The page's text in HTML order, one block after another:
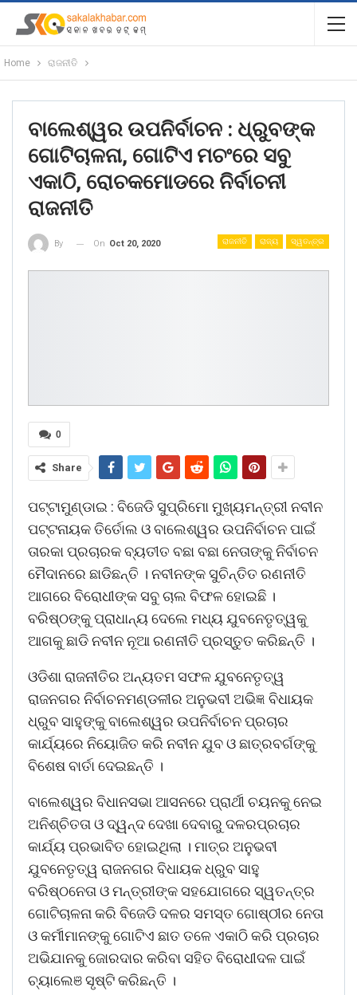
Home ରାଜନୀତି
ବାଲେଶ୍ୱର ଉପନିର୍ବାଚନ : ଧ୍ରୁବଙ୍କ
ଗୋଟିଚାଳନା, ଗୋଟିଏ ମଚଂରେ ସବୁ
ଏକାଠି, ରୋଚକମୋଡରେ ନିର୍ବାଚନୀ
ରାଜନୀତି
ରାଜନୀତି ରାଜ୍ୟ ସ୍ୱତନ୍ତ୍ର
By On Oct 20, 2020
0
Share
ପଟ୍ଟାମୁଣ୍ଡାଇ : ବିଜେଡି ସୁପ୍ରିମୋ ମୁଖ୍ୟମନ୍ତ୍ରୀ ନବୀନ
ପଟ୍ଟନାୟକ ତିର୍ତୋଲ ଓ ବାଲେଶ୍ୱର ଉପନିର୍ବାଚନ ପାଇଁ
ତାରକା ପ୍ରଚାରକ ବ୍ୟତୀତ ବଛା ବଛା ନେତାଙ୍କୁ ନିର୍ବାଚନ
ମୈଦାନରେ ଛାଡିଛନ୍ତି । ନବୀନଙ୍କ ସୁଚିନ୍ତିତ ରଣନୀତି
ଆଗରେ ବିରୋଧୀଙ୍କ ସବୁ ଚାଲ ବିଫଳ ହୋଇଛି ।
ବରିଷ୍ଠଙ୍କୁ ପ୍ରାଧାନ୍ୟ ଦେଲେ ମଧ୍ୟ ଯୁବନେତୃତ୍ୱକୁ
ଆଗକୁ ଛାଡି ନବୀନ ନୂଆ ରଣନୀତି ପ୍ରସ୍ତୁତ କରିଛନ୍ତି ।
ଓଡିଶା ରାଜନୀତିର ଅନ୍ୟତମ ସଫଳ ଯୁବନେତୃତ୍ୱ
ରାଜନଗର ନିର୍ବାଚନମଣ୍ଡଳୀର ଅନୁଭବୀ ଅଭିଜ୍ଞ ବିଧାୟକ
ଧ୍ରୁବ ସାହୁଙ୍କୁ ବାଲେଶ୍ୱର ଉପନିର୍ବାଚନ ପ୍ରଚାର
କାର୍ଯ୍ୟରେ ନିୟୋଜିତ କରି ନବୀନ ଯୁବ ଓ ଛାତ୍ରବର୍ଗଙ୍କୁ
ବିଶେଷ ବାର୍ତା ଦେଇଛନ୍ତି ।
ବାଲେଶ୍ୱର ବିଧାନସଭା ଆସନରେ ପ୍ରାର୍ଥୀ ଚୟନକୁ ନେଇ
ଅନିଶ୍ଚିତତା ଓ ଦ୍ୱନ୍ଦ ଦେଖା ଦେବାରୁ ଦଳରପ୍ରଚାର
କାର୍ଯ୍ୟ ପ୍ରଭାବିତ ହୋଇଥିଲା । ମାତ୍ର ଅନୁଭବୀ
ଯୁବନେତୃତ୍ୱ ରାଜନଗର ବିଧାୟକ ଧ୍ରୁବ ସାହୁ
ବରିଷ୍ଠନେତା ଓ ମନ୍ତ୍ରୀଙ୍କ ସହଯୋଗରେ ସ୍ୱତନ୍ତ୍ର
ଗୋଟିଚାଳନା କରି ବିଜେଡି ଦଳର ସମସ୍ତ ଗୋଷ୍ଠୀର ନେତା
ଓ କର୍ମୀମାନଙ୍କୁ ଗୋଟିଏ ଛାତ ତଳେ ଏକାଠି କରି ପ୍ରଚାର
ଅଭିଯାନକୁ ଜୋରଦାର କରିବା ସହିତ ବିରୋଧୀଦଳ ପାଇଁ
ଚ୍ୟାଲେଞ ସୃଷ୍ଟି କରିଛନ୍ତି ।